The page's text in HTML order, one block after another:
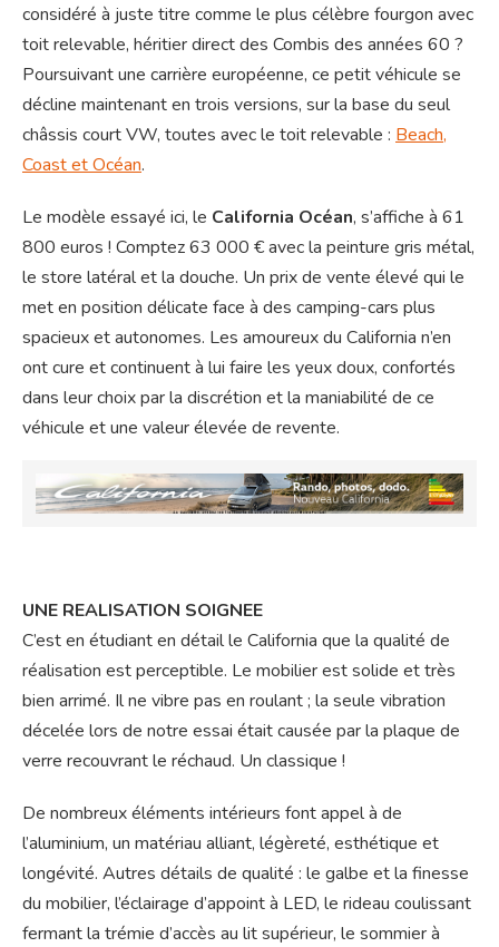
considéré à juste titre comme le plus célèbre fourgon avec
toit relevable, héritier direct des Combis des années 60 ?
Poursuivant une carrière européenne, ce petit véhicule se
décline maintenant en trois versions, sur la base du seul
châssis court VW, toutes avec le toit relevable : Beach,
Coast et Océan.
Le modèle essayé ici, le California Océan, s’affiche à 61
800 euros ! Comptez 63 000 € avec la peinture gris métal,
le store latéral et la douche. Un prix de vente élevé qui le
met en position délicate face à des camping-cars plus
spacieux et autonomes. Les amoureux du California n’en
ont cure et continuent à lui faire les yeux doux, confortés
dans leur choix par la discrétion et la maniabilité de ce
véhicule et une valeur élevée de revente.
UNE REALISATION SOIGNEE
C’est en étudiant en détail le California que la qualité de
réalisation est perceptible. Le mobilier est solide et très
bien arrimé. Il ne vibre pas en roulant ; la seule vibration
décelée lors de notre essai était causée par la plaque de
verre recouvrant le réchaud. Un classique !
De nombreux éléments intérieurs font appel à de
l’aluminium, un matériau alliant, légèreté, esthétique et
longévité. Autres détails de qualité : le galbe et la finesse
du mobilier, l’éclairage d’appoint à LED, le rideau coulissant
fermant la trémie d’accès au lit supérieur, le sommier à